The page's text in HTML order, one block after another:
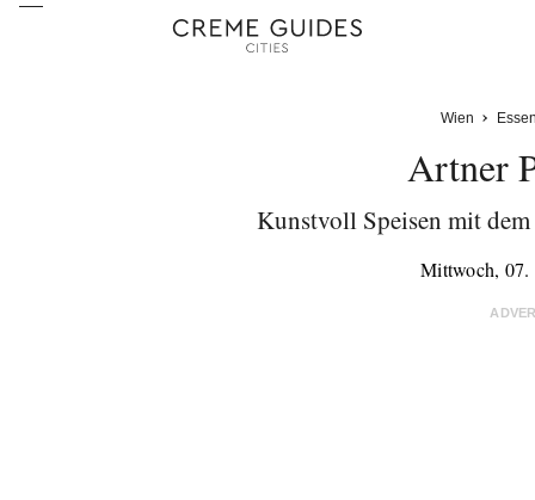
Wien
Artner
Kunstvoll Speisen mit dem
Mittwoch, 07.